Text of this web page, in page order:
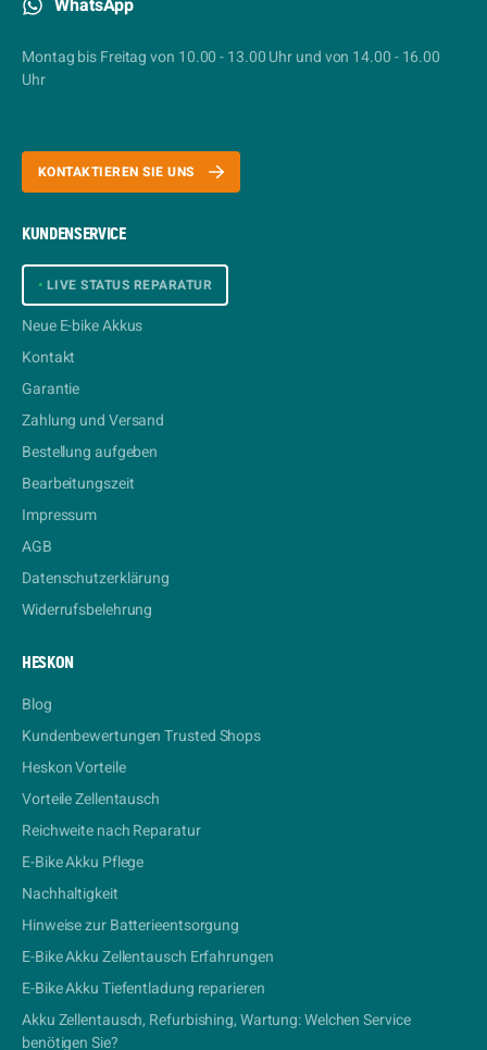
WhatsApp
Montag bis Freitag von 10.00 - 13.00 Uhr und von 14.00 - 16.00
Uhr
KONTAKTIEREN SIE UNS
KUNDENSERVICE
• LIVE STATUS REPARATUR
Neue E-bike Akkus
Kontakt
Garantie
Zahlung und Versand
Bestellung aufgeben
Bearbeitungszeit
Impressum
AGB
Datenschutzerklärung
Widerrufsbelehrung
HESKON
Blog
Kundenbewertungen Trusted Shops
Heskon Vorteile
Vorteile Zellentausch
Reichweite nach Reparatur
E-Bike Akku Pflege
Nachhaltigkeit
Hinweise zur Batterieentsorgung
E-Bike Akku Zellentausch Erfahrungen
E-Bike Akku Tiefentladung reparieren
Akku Zellentausch, Refurbishing, Wartung: Welchen Service
benötigen Sie?